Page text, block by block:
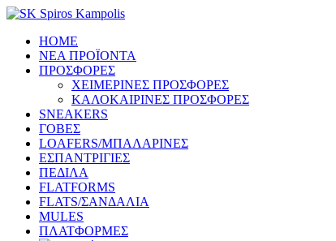
HOME
ΝΕΑ ΠΡΟΪΟΝΤΑ
ΠΡΟΣΦΟΡΕΣ
ΧΕΙΜΕΡΙΝΕΣ ΠΡΟΣΦΟΡΕΣ
ΚΑΛΟΚΑΙΡΙΝΕΣ ΠΡΟΣΦΟΡΕΣ
SNEAKERS
ΓΟΒΕΣ
LOAFERS/ΜΠΑΛΑΡΙΝΕΣ
ΕΣΠΑΝΤΡΙΓΙΕΣ
ΠΕΔΙΛΑ
FLATFORMS
FLATS/ΣΑΝΔΑΛΙΑ
MULES
ΠΛΑΤΦΟΡΜΕΣ